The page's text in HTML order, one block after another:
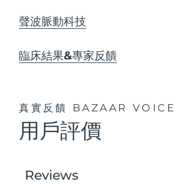
聲波脈動科技
臨床結果&專家反饋
真實反饋 BAZAAR VOICE
用戶評價